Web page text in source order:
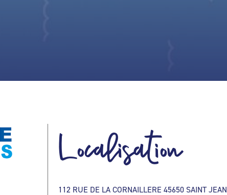
Localisation
112 RUE DE LA CORNAILLERE 45650 SAINT JEAN